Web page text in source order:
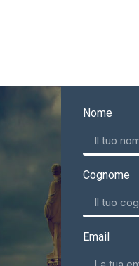
Nome
Cognome
Email